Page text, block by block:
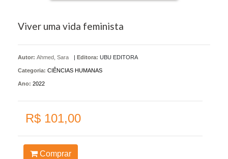
Viver uma vida feminista
Autor: Ahmed, Sara Editora: UBU EDITORA
Categoria: CIÊNCIAS HUMANAS
Ano: 2022
R$ 101,00
Comprar